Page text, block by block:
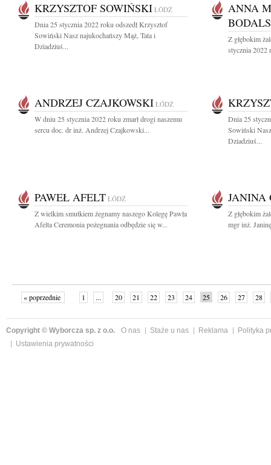
KRZYSZTOF SOWIŃSKI ŁÓDŹ
Dnia 25 stycznia 2022 roku odszedł Krzysztof
Sowiński Nasz najukochańszy Mąż, Tata i
Dziadziuś...
ANNA
Z głębokim
stycznia 2022
ANDRZEJ CZAJKOWSKI ŁÓDŹ
W dniu 25 stycznia 2022 roku zmarł drogi naszemu
sercu doc. dr inż. Andrzej Czajkowski...
Dnia 25
Sowiński
Dziadziuś...
PAWEŁ AFELT ŁÓDŹ
Z wielkim smutkiem żegnamy naszego Kolegę Pawła
Afelta Ceremonia pożegnania odbędzie się w...
JANINA
Z głębokim
mgr inż.
« poprzednie 1 ... 20 21 22 23 24 25 26 27
28
Copyright © Wyborcza sp. z o.o. O nas Staże u nas Reklama
Polityka
Ustawienia prywatności